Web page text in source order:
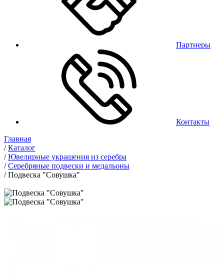
Партнеры
Контакты
Главная
/Каталог
/Ювелирные украшения из серебра
/Серебряные подвески и медальоны
/Подвеска "Совушка"